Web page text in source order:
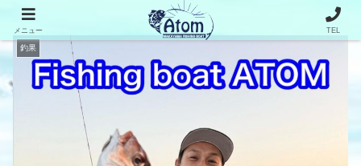
釣果
メニュー TEL